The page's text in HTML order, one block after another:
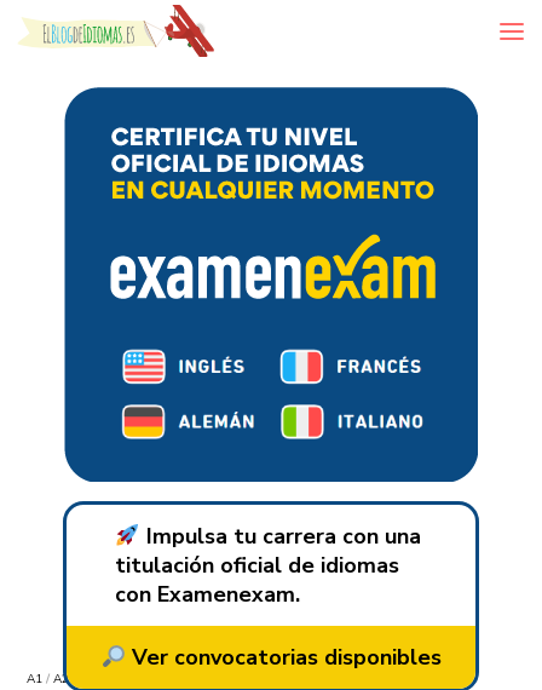
Skip to content
Impulsa tu carrera con una
titulación oficial de idiomas
con Examenexam.
Ver convocatorias disponibles
A1 / A2